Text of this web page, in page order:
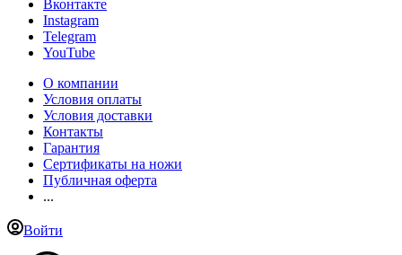
Вконтакте
Instagram
Telegram
YouTube
О компании
Условия оплаты
Условия доставки
Контакты
Гарантия
Сертификаты на ножи
Публичная оферта
...
Войти